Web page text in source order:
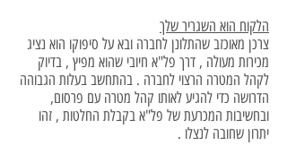
הלקוח הוא השגריר שלך
צרכן מאוכזב שהתלונן לחברה ובא על סיפוקו הוא נציג
מכירות מעולה , דרך פל"א חיובי שהוא מפיץ , בדיוק
לקהל המטרה הרצוי לחברה . בהתחשב בעלות הגבוהה
הדרושה כדי להגיע לאותו קהל מטרה עם פרסום,
ובחשיבות המכרעת של פל"א בקבלת החלטות , זהו
יתרון שחובה לנצלו .